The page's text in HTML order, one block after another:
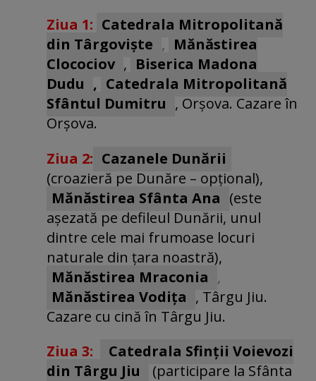
Ziua 1: Catedrala Mitropolitană
din Târgoviște , Mănăstirea
Clocociov , Biserica Madona
Dudu , Catedrala Mitropolitană
Sfântul Dumitru , Orșova. Cazare în
Orșova.
Ziua 2: Cazanele Dunării
(croazieră pe Dunăre – opțional),
Mănăstirea Sfânta Ana (este
așezată pe defileul Dunării, unul
dintre cele mai frumoase locuri
naturale din țara noastră),
Mănăstirea Mraconia ,
Mănăstirea Vodița , Târgu Jiu.
Cazare cu cină în Târgu Jiu.
Ziua 3:
Catedrala Sfinții Voievozi
din Târgu Jiu
(participare la Sfânta